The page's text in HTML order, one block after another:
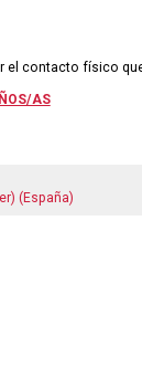
el contacto físico
AS
(España)